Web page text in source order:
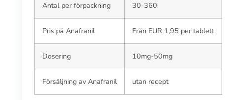
Antal per förpackning 30-360
Pris på Anafranil Från EUR 1,95 per tablett
Dosering 10mg-50mg
Försäljning av Anafranil utan recept